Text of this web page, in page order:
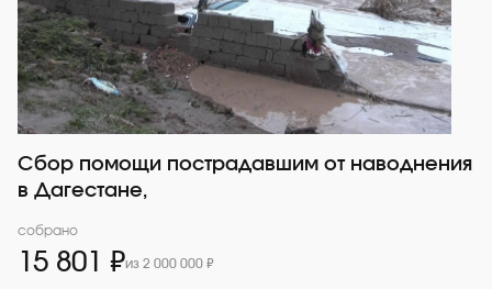
Сбор помощи пострадавшим от наводнения
в Дагестане,
собрано
15 801 ₽из 2 000 000 ₽